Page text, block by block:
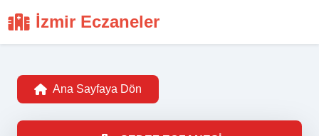
İzmir Eczaneler
Ana Sayfaya Dön